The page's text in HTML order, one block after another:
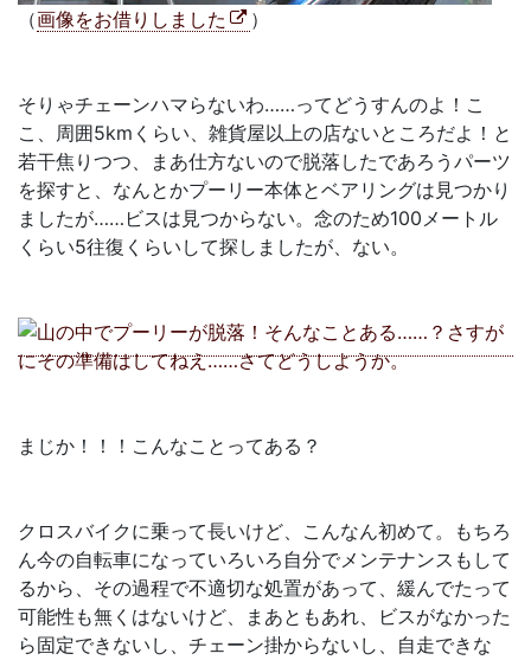
（画像をお借りしました ）
そりゃチェーンハマらないわ……ってどうすんのよ！こ
こ、周囲5kmくらい、雑貨屋以上の店ないところだよ！と
若干焦りつつ、まあ仕方ないので脱落したであろうパーツ
を探すと、なんとかプーリー本体とベアリングは見つかり
ましたが……ビスは見つからない。念のため100メートル
くらい5往復くらいして探しましたが、ない。
まじか！！！こんなことってある？
クロスバイクに乗って長いけど、こんなん初めて。もちろ
ん今の自転車になっていろいろ自分でメンテナンスもして
るから、その過程で不適切な処置があって、緩んでたって
可能性も無くはないけど、まあともあれ、ビスがなかった
ら固定できないし、チェーン掛からないし、自走できな